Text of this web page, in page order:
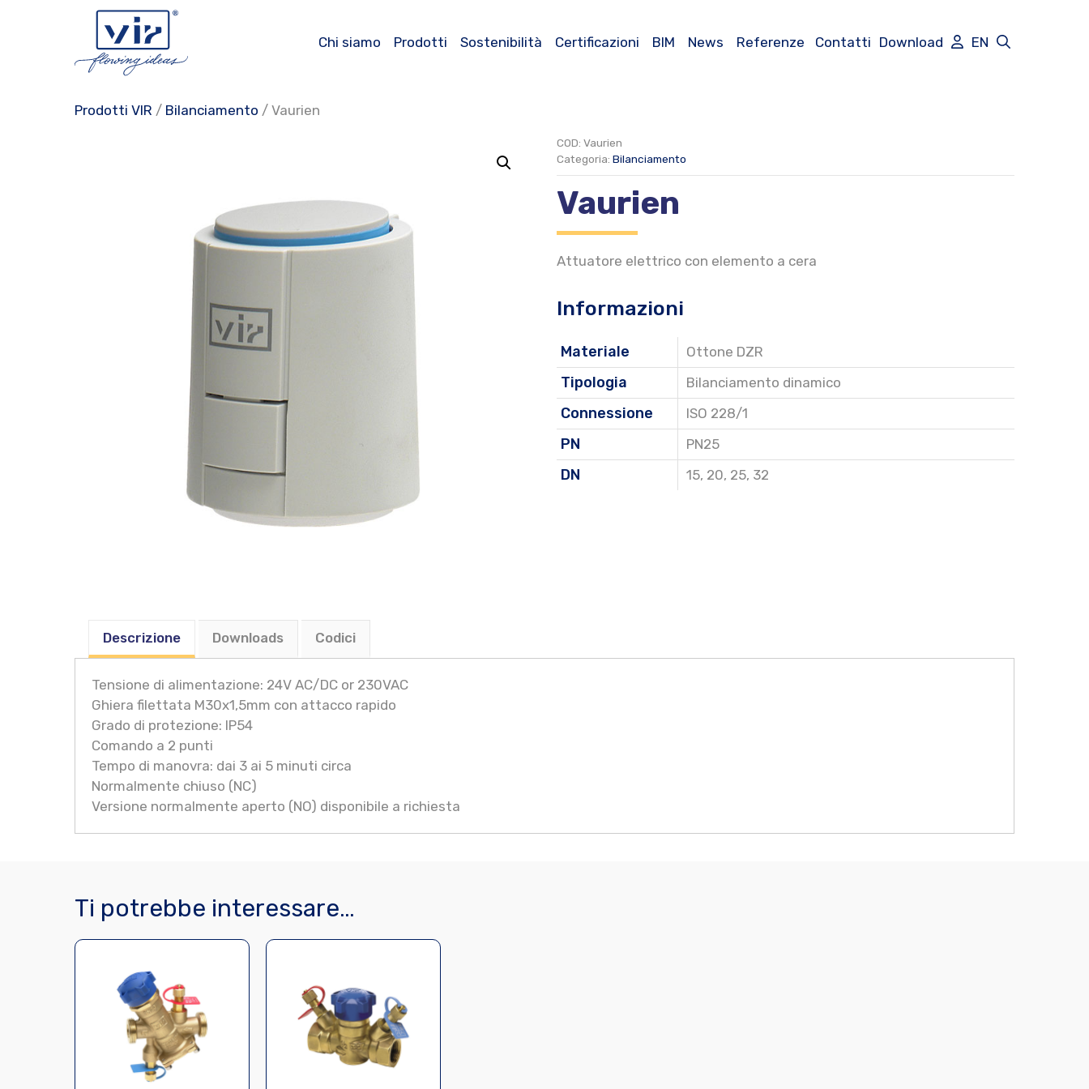
Chi siamo Prodotti Sostenibilità Certificazioni BIM News Referenze Contatti Download EN
Prodotti VIR / Bilanciamento / Vaurien
COD: Vaurien
Categoria: Bilanciamento
Vaurien
Attuatore elettrico con elemento a cera
Informazioni
Materiale Ottone DZR
Tipologia Bilanciamento dinamico
Connessione ISO 228/1
PN PN25
DN 15, 20, 25, 32
Descrizione Downloads Codici
Tensione di alimentazione: 24V AC/DC or 230VAC
Ghiera filettata M30x1,5mm con attacco rapido
Grado di protezione: IP54
Comando a 2 punti
Tempo di manovra: dai 3 ai 5 minuti circa
Normalmente chiuso (NC)
Versione normalmente aperto (NO) disponibile a richiesta
Ti potrebbe interessare…